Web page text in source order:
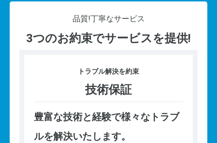
品質!丁寧なサービス
3つのお約束でサービスを提供!
トラブル解決を約束
技術保証
豊富な技術と経験で様々なトラブ
ルを解決いたします。